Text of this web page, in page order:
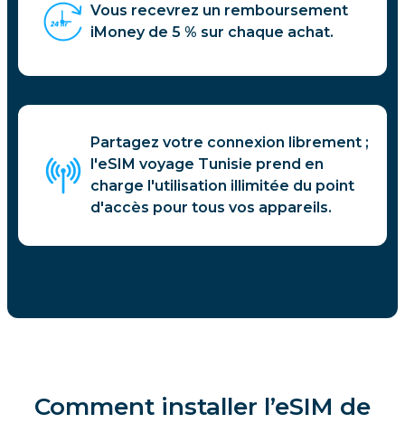
Vous recevrez un remboursement
iMoney de 5 % sur chaque achat.
Partagez votre connexion librement ;
l'eSIM voyage Tunisie prend en
charge l'utilisation illimitée du point
d'accès pour tous vos appareils.
Comment installer l’eSIM de